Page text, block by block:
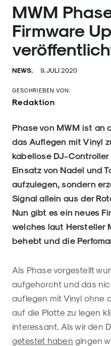
MWM
Firmware
NEWS. 9. JULI 2020
GESCHRIEBEN VON:
Redaktion
Phase von MWM ist an
das Auflegen mit Vinyl
kabellose DJ-
Einsatz von Nadel und
aufzulegen, sondern
Signal allein aus der
Nun gibt es ein neues
welches laut Hersteller
behebt und die
Als Phase vorgestellt
aufgehorcht und das
auflegen mit Vinyl ohne
auf die Platte zu legen
interessant. Als wir den
getestet haben gingen